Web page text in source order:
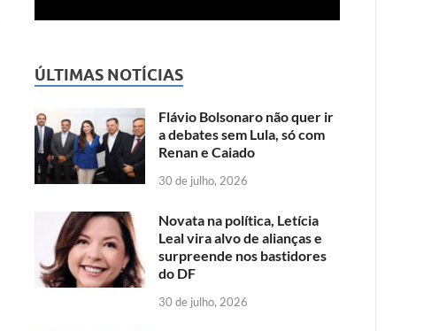
ÚLTIMAS NOTÍCIAS
Flávio Bolsonaro não quer ir
a debates sem Lula, só com
Renan e Caiado
30 de julho, 2026
Novata na política, Letícia
Leal vira alvo de alianças e
surpreende nos bastidores
do DF
30 de julho, 2026